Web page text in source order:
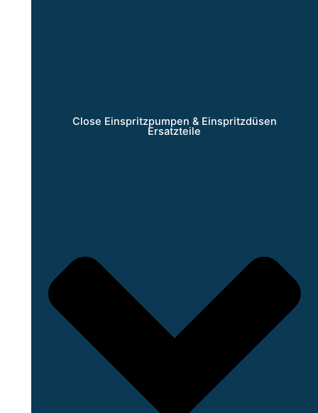
Close Einspritzpumpen & Einspritzdüsen
Ersatzteile